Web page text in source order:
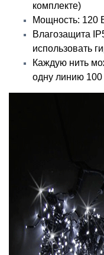
комплекте)
Мощность: 120
Влагозащита
использовать
Каждую нить
одну линию 100